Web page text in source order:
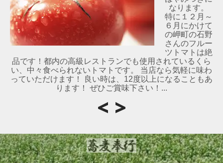
なります。
特に１２月～
６月にかけて
の岬町の石野
さんのフルー
ツトマトは絶
品です！都内の高級レストランでも使用されているくら
い、中々食べられないトマトです。 当店なら気軽に味わ
っていただけます！ 良い時は、12度以上になることもあ
ります！ ぜひご賞味下さい！...